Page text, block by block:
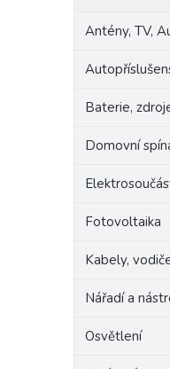
Antény, TV,
Baterie,
Domovní
Fotovoltaika
Kabely,
Nářadí a
Osvětlení